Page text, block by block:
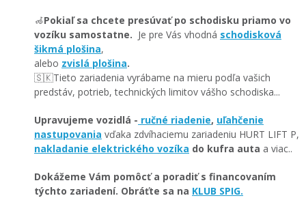
🦽Pokiaľ sa chcete presúvať po schodisku priamo vo
vozíku samostatne. Je pre Vás vhodná schodisková
šikmá plošina,
alebo zvislá plošina.
🇸🇰Tieto zariadenia vyrábame na mieru podľa vašich
predstáv, potrieb, technických limitov vášho schodiska...
Upravujeme vozidlá - ručné riadenie, uľahčenie
nastupovania vďaka zdvíhaciemu zariadeniu HURT LIFT P,
nakladanie elektrického vozíka do kufra auta a viac..
Dokážeme Vám pomôcť a poradiť s financovaním
týchto zariadení. Obráťte sa na KLUB SPIG.​